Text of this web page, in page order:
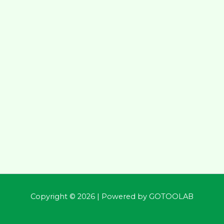
Copyright © 2026 | Powered by GOTOOLAB